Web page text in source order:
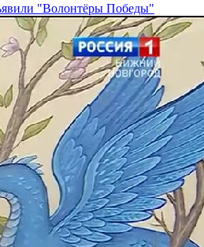
"Волонтёры Победы"